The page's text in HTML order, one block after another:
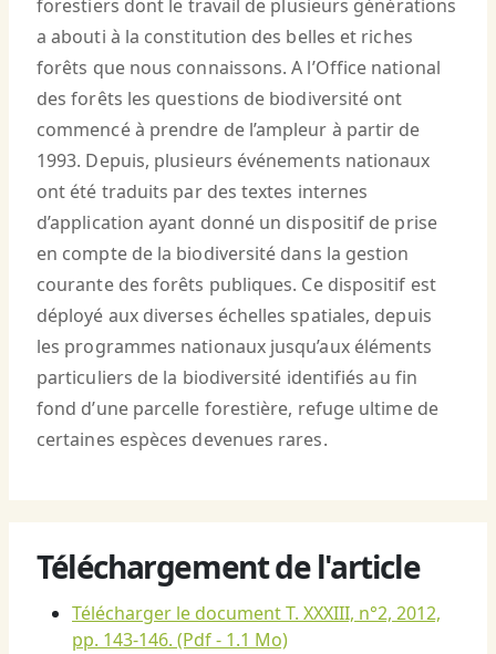
forestiers dont le travail de plusieurs générations
a abouti à la constitution des belles et riches
forêts que nous connaissons. A l’Office national
des forêts les questions de biodiversité ont
commencé à prendre de l’ampleur à partir de
1993. Depuis, plusieurs événements nationaux
ont été traduits par des textes internes
d’application ayant donné un dispositif de prise
en compte de la biodiversité dans la gestion
courante des forêts publiques. Ce dispositif est
déployé aux diverses échelles spatiales, depuis
les programmes nationaux jusqu’aux éléments
particuliers de la biodiversité identifiés au fin
fond d’une parcelle forestière, refuge ultime de
certaines espèces devenues rares.
Téléchargement de l'article
Télécharger le document T. XXXIII, n°2, 2012,
pp. 143-146. (Pdf - 1.1 Mo)